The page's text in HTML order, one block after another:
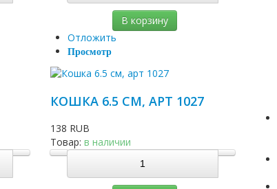
В корзину
Отложить
Просмотр
КОШКА 6.5 СМ, АРТ 1027
138 RUB
Товар: в наличии